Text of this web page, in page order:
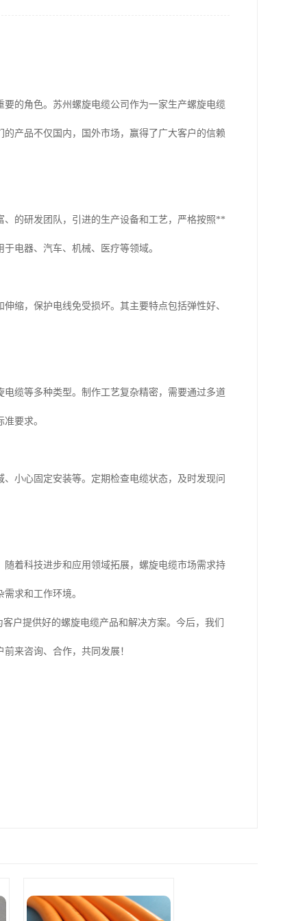
的角色。苏州螺旋电缆公司作为一家生产螺旋电缆
产品不仅国内，国外市场，赢得了广大客户的信赖
的研发团队，引进的生产设备和工艺，严格按照**
电器、汽车、机械、医疗等领域。
缩，保护电线免受损坏。其主要特点包括弹性好、
缆等多种类型。制作工艺复杂精密，需要通过多道
要求。
小心固定安装等。定期检查电缆状态，及时发现问
着科技进步和应用领域拓展，螺旋电缆市场需求持
求和工作环境。
户提供好的螺旋电缆产品和解决方案。今后，我们
来咨询、合作，共同发展！